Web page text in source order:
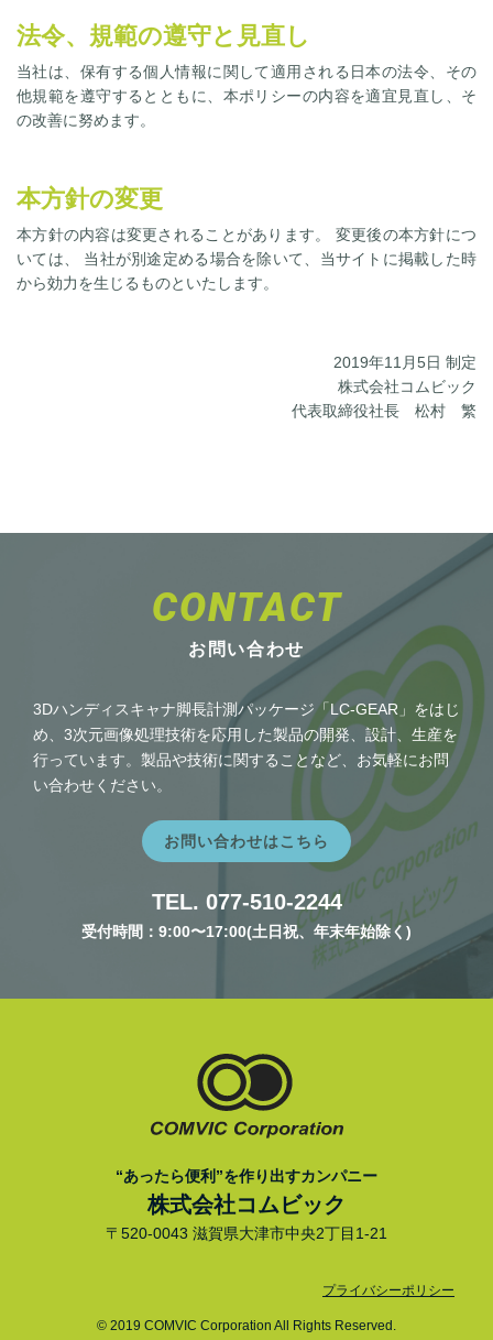
法令、規範の遵守と見直し
当社は、保有する個人情報に関して適用される日本の法令、その
他規範を遵守するとともに、本ポリシーの内容を適宜見直し、そ
の改善に努めます。
本方針の変更
本方針の内容は変更されることがあります。 変更後の本方針につ
いては、 当社が別途定める場合を除いて、当サイトに掲載した時
から効力を生じるものといたします。
2019年11月5日 制定
株式会社コムビック
代表取締役社長 松村 繁
CONTACT
お問い合わせ
3Dハンディスキャナ脚長計測パッケージ「LC-GEAR」をはじ
め、3次元画像処理技術を応用した製品の開発、設計、生産を
行っています。製品や技術に関することなど、お気軽にお問
い合わせください。
お問い合わせはこちら
TEL. 077-510-2244
受付時間：9:00〜17:00(土日祝、年末年始除く)
“あったら便利”を作り出すカンパニー
株式会社コムビック
〒520-0043 滋賀県大津市中央2丁目1-21
プライバシーポリシー
© 2019 COMVIC Corporation All Rights Reserved.